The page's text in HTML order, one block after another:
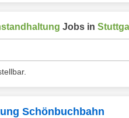
Jobs in
Schönbuchbahn